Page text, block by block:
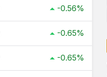
-0.56%
-0.65%
-0.65%